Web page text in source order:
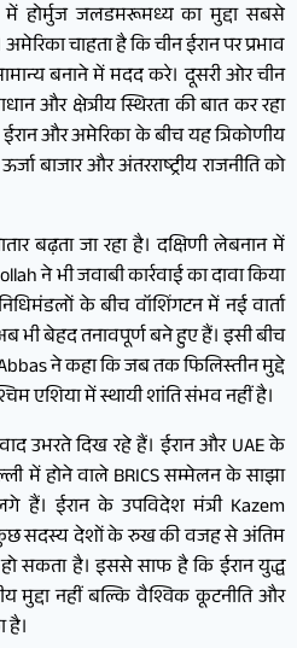
में होर्मुज जलडमरूमध्य का मुद्दा सबसे
चाहता है कि चीन ईरान पर प्रभाव
बनाने में मदद करे। दूसरी ओर चीन
और क्षेत्रीय स्थिरता की बात कर रहा
ईरान और अमेरिका के बीच यह त्रिकोणीय
बाजार और अंतरराष्ट्रीय राजनीति को
बढ़ता जा रहा है। दक्षिणी लेबनान में
ने भी जवाबी कार्रवाई का दावा किया
के बीच वॉशिंगटन में नई वार्ता
भी बेहद तनावपूर्ण बने हुए हैं। इसी बीच
Abbas ने कहा कि जब तक फिलिस्तीन मुद्दे
एशिया में स्थायी शांति संभव नहीं है।
उभरते दिख रहे हैं। ईरान और UAE के
में होने वाले BRICS सम्मेलन के साझा
हैं। ईरान के उपविदेश मंत्री Kazem
सदस्य देशों के रुख की वजह से अंतिम
सकता है। इससे साफ है कि ईरान युद्ध
मुद्दा नहीं बल्कि वैश्विक कूटनीति और
है।